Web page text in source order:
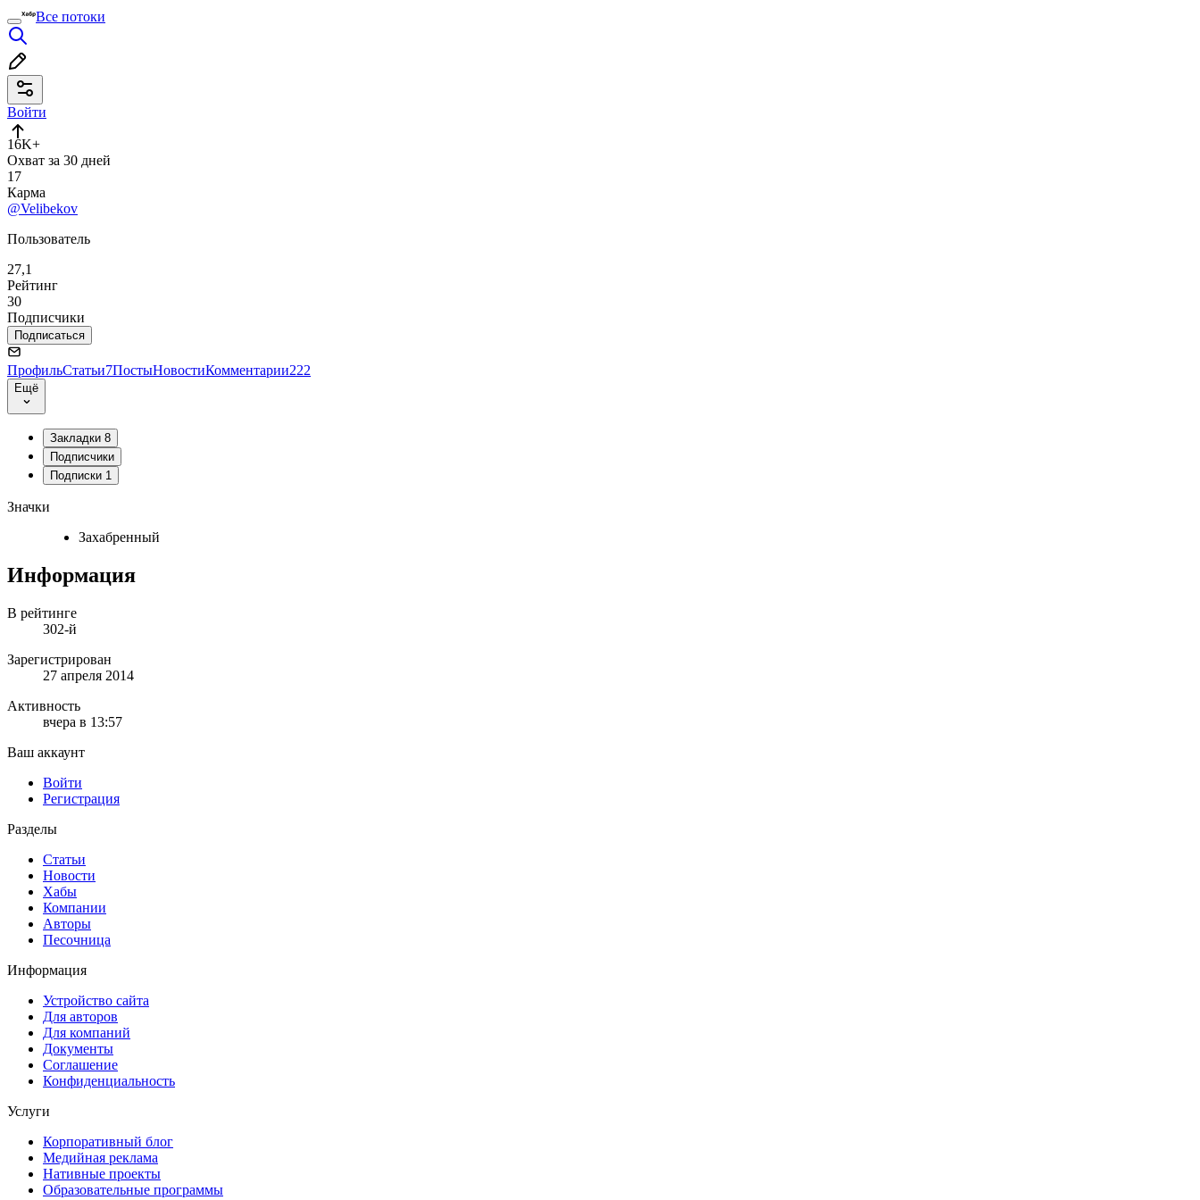
Все потоки
Войти
16K+
Охват за 30 дней
17
Карма
@Velibekov
Пользователь
27,1
Рейтинг
30
Подписчики
Подписаться
ПрофильСтатьи7ПостыНовостиКомментарии222
Ещё
Закладки 8
Подписчики
Подписки 1
Значки
Захабренный
Информация
В рейтинге
302-й
Зарегистрирован
27 апреля 2014
Активность
вчера в 13:57
Ваш аккаунт
Войти
Регистрация
Разделы
Статьи
Новости
Хабы
Компании
Авторы
Песочница
Информация
Устройство сайта
Для авторов
Для компаний
Документы
Соглашение
Конфиденциальность
Услуги
Корпоративный блог
Медийная реклама
Нативные проекты
Образовательные программы